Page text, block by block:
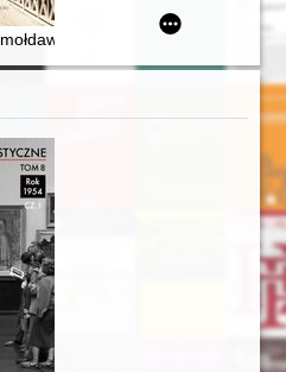
2025 : historia obrazu Matki
w kontekście relacji z